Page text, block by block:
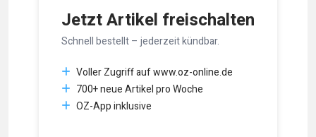
Jetzt Artikel freischalten
Schnell bestellt – jederzeit kündbar.
Voller Zugriff auf www.oz-online.de
700+ neue Artikel pro Woche
OZ-App inklusive